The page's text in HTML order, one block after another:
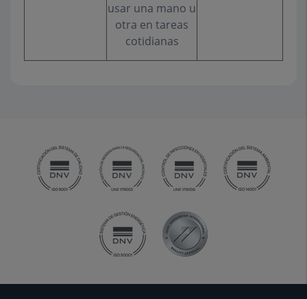
usar una mano u
otra en tareas
cotidianas